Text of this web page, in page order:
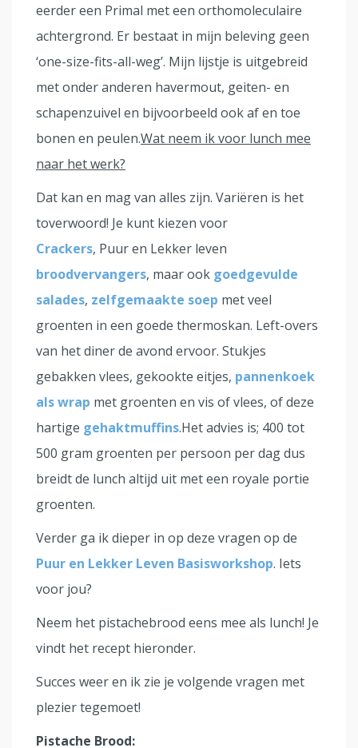
eerder een Primal met een orthomoleculaire
achtergrond. Er bestaat in mijn beleving geen
‘one-size-fits-all-weg’. Mijn lijstje is uitgebreid
met onder anderen havermout, geiten- en
schapenzuivel en bijvoorbeeld ook af en toe
bonen en peulen.Wat neem ik voor lunch mee
naar het werk?
Dat kan en mag van alles zijn. Variëren is het
toverwoord! Je kunt kiezen voor
Crackers, Puur en Lekker leven
broodvervangers, maar ook goedgevulde
salades, zelfgemaakte soep met veel
groenten in een goede thermoskan. Left-overs
van het diner de avond ervoor. Stukjes
gebakken vlees, gekookte eitjes, pannenkoek
als wrap met groenten en vis of vlees, of deze
hartige gehaktmuffins.Het advies is; 400 tot
500 gram groenten per persoon per dag dus
breidt de lunch altijd uit met een royale portie
groenten.
Verder ga ik dieper in op deze vragen op de
Puur en Lekker Leven Basisworkshop. Iets
voor jou?
Neem het pistachebrood eens mee als lunch! Je
vindt het recept hieronder.
Succes weer en ik zie je volgende vragen met
plezier tegemoet!
Pistache Brood: